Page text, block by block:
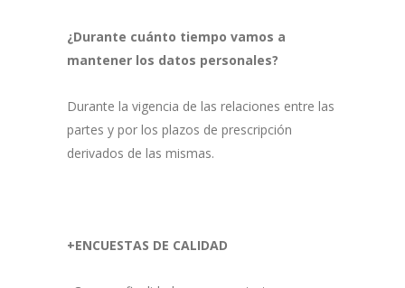
¿Durante cuánto tiempo vamos a
mantener los datos personales?
Durante la vigencia de las relaciones entre las
partes y por los plazos de prescripción
derivados de las mismas.
+ENCUESTAS DE CALIDAD